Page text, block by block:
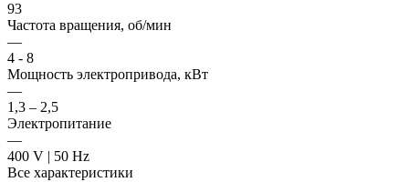
93
Частота вращения, об/мин
—
4 - 8
Мощность электропривода, кВт
—
1,3 – 2,5
Электропитание
—
400 V | 50 Hz
Все характеристики